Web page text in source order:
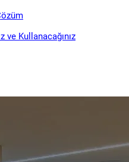
ve Kullanacağınız